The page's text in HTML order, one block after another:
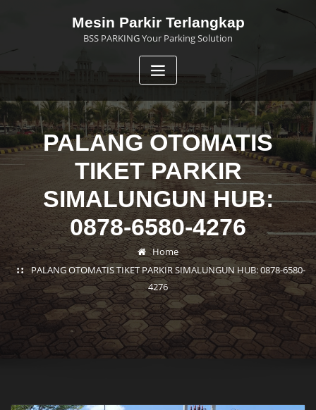
Mesin Parkir Terlangkap
BSS PARKING Your Parking Solution
PALANG OTOMATIS
TIKET PARKIR
SIMALUNGUN HUB:
0878-6580-4276
Home
PALANG OTOMATIS TIKET PARKIR SIMALUNGUN HUB: 0878-6580-
4276